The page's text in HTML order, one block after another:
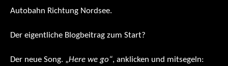
Autobahn Richtung Nordsee.
Der eigentliche Blogbeitrag zum Start?
Der neue Song. „Here we go“, anklicken und mitsegeln: